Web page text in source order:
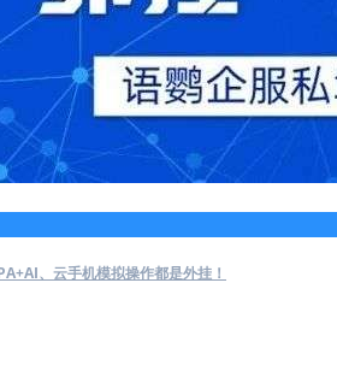
、云手机模拟操作都是外挂！